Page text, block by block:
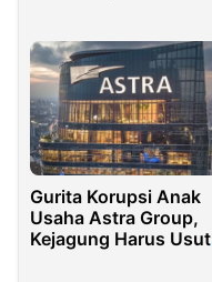
Gurita Korupsi Anak
Usaha Astra Group,
Kejagung Harus Usut